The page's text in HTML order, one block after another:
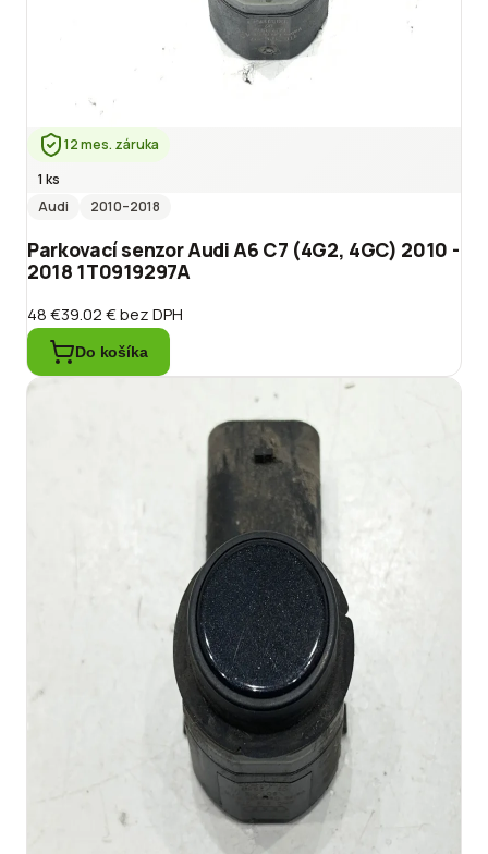
12 mes. záruka
1 ks
Audi
2010–2018
Parkovací senzor Audi A6 C7 (4G2, 4GC) 2010 -
2018 1T0919297A
48 €39.02 €bez DPH
Do košíka